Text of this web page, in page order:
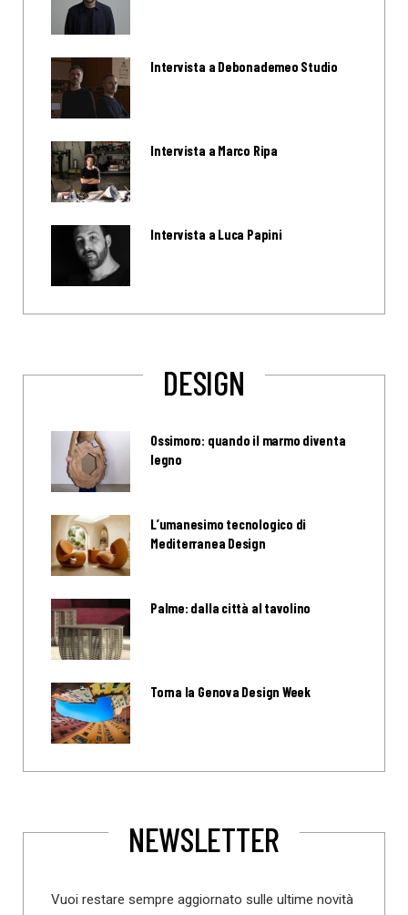
Intervista a Debonademeo Studio
Intervista a Marco Ripa
Intervista a Luca Papini
DESIGN
Ossimoro: quando il marmo diventa
legno
L’umanesimo tecnologico di
Mediterranea Design
Palme: dalla città al tavolino
Torna la Genova Design Week
NEWSLETTER
Vuoi restare sempre aggiornato sulle ultime novità